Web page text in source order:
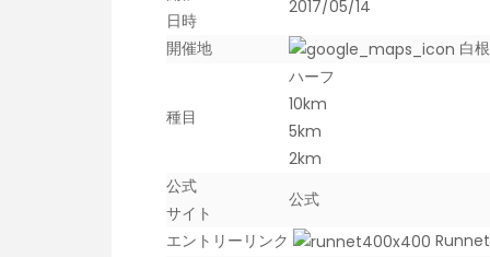
日時
2017/05/14
開催地
白
種目
ハーフ
10km
5km
2km
公式
サイト
公式
エントリーリンク
Runnet